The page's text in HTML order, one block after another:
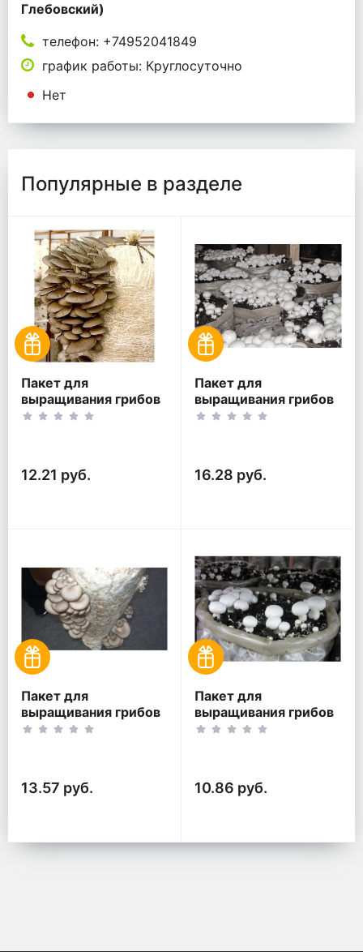
Глебовский)
телефон: +74952041849
график работы: Круглосуточно
Нет
Популярные в разделе
Пакет для
выращивания грибов
90 мкм
12.21 руб.
Пакет для
выращивания грибов
120 мкм
16.28 руб.
Пакет для
выращивания грибов
100 мкм
13.57 руб.
Пакет для
выращивания грибов
80 мкм
10.86 руб.